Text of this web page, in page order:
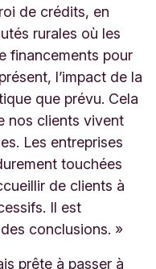
de crédits, en
rurales où les
financements pour
l’impact de la
que prévu. Cela
nos clients vivent
Les entreprises
touchées
de clients à
Il est
conclusions. »
prête à passer à